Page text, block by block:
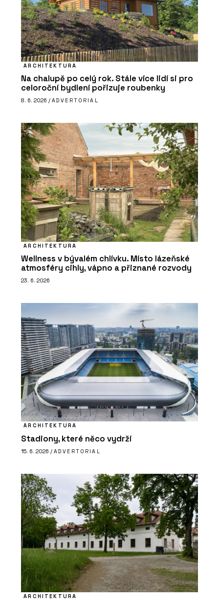
ARCHITEKTURA
Na chalupě po celý rok. Stále více lidí si pro
celoroční bydlení pořizuje roubenky
8. 6. 2026 / ADVERTORIAL
ARCHITEKTURA
Wellness v bývalém chlívku. Místo lázeňské
atmosféry cihly, vápno a přiznané rozvody
23. 6. 2026
ARCHITEKTURA
Stadiony, které něco vydrží
15. 6. 2026 / ADVERTORIAL
ARCHITEKTURA